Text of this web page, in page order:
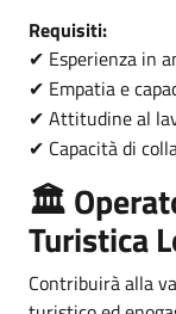
Requisiti:
✔ Esperienza in
✔ Empatia e
✔ Attitudine al
✔ Capacità di
🏛️
Turistica
Contribuirà alla